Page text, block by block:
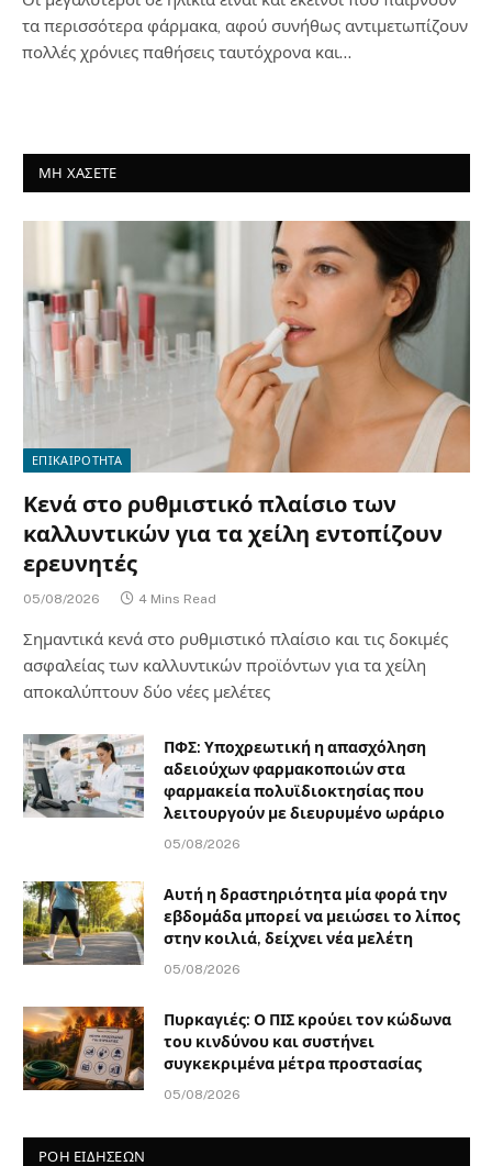
τα περισσότερα φάρμακα, αφού συνήθως αντιμετωπίζουν
πολλές χρόνιες παθήσεις ταυτόχρονα και…
ΜΗ ΧΑΣΕΤΕ
ΕΠΙΚΑΙΡΟΤΗΤΑ
Κενά στο ρυθμιστικό πλαίσιο των
καλλυντικών για τα χείλη εντοπίζουν
ερευνητές
05/08/2026 4 Mins Read
Σημαντικά κενά στο ρυθμιστικό πλαίσιο και τις δοκιμές
ασφαλείας των καλλυντικών προϊόντων για τα χείλη
αποκαλύπτουν δύο νέες μελέτες
ΠΦΣ: Υποχρεωτική η απασχόληση
αδειούχων φαρμακοποιών στα
φαρμακεία πολυϊδιοκτησίας που
λειτουργούν με διευρυμένο ωράριο
05/08/2026
Αυτή η δραστηριότητα μία φορά την
εβδομάδα μπορεί να μειώσει το λίπος
στην κοιλιά, δείχνει νέα μελέτη
05/08/2026
Πυρκαγιές: Ο ΠΙΣ κρούει τον κώδωνα
του κινδύνου και συστήνει
συγκεκριμένα μέτρα προστασίας
05/08/2026
ΡΟΗ ΕΙΔΗΣΕΩΝ